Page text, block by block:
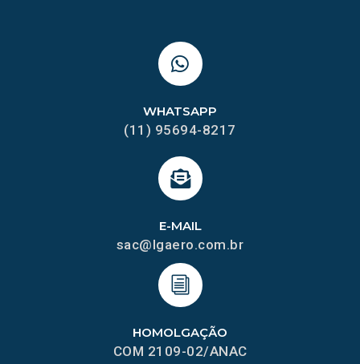
HOMOLGAÇÃO
COM 2109-02/ANAC
E-MAIL
sac@lgaero.com.br
WHATSAPP
(11) 95694-8217